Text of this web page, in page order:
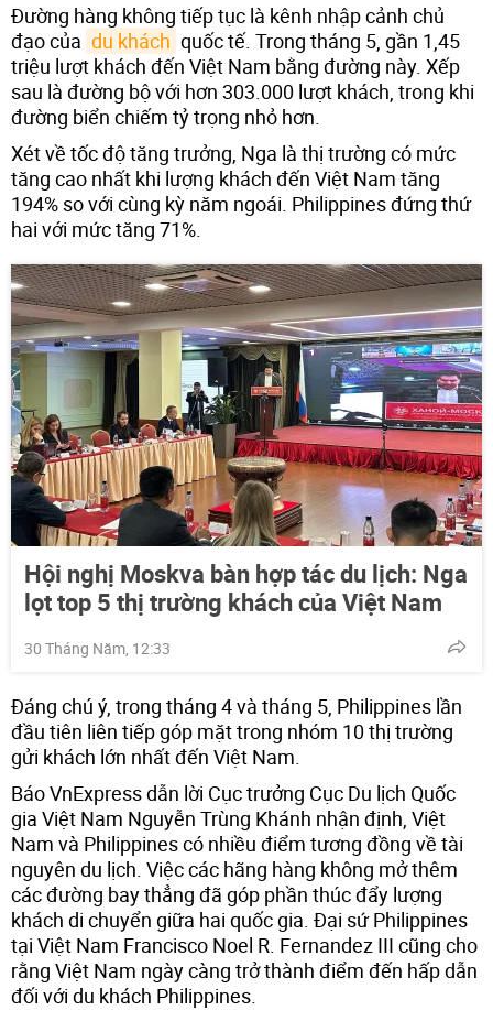
Đường hàng không tiếp tục là kênh nhập cảnh chủ
đạo của du khách quốc tế. Trong tháng 5, gần 1,45
triệu lượt khách đến Việt Nam bằng đường này. Xếp
sau là đường bộ với hơn 303.000 lượt khách, trong khi
đường biển chiếm tỷ trọng nhỏ hơn.
Xét về tốc độ tăng trưởng, Nga là thị trường có mức
tăng cao nhất khi lượng khách đến Việt Nam tăng
194% so với cùng kỳ năm ngoái. Philippines đứng thứ
hai với mức tăng 71%.
Hội nghị Moskva bàn hợp tác du lịch: Nga
lọt top 5 thị trường khách của Việt Nam
30 Tháng Năm, 12:33
Đáng chú ý, trong tháng 4 và tháng 5, Philippines lần
đầu tiên liên tiếp góp mặt trong nhóm 10 thị trường
gửi khách lớn nhất đến Việt Nam.
Báo VnExpress dẫn lời Cục trưởng Cục Du lịch Quốc
gia Việt Nam Nguyễn Trùng Khánh nhận định, Việt
Nam và Philippines có nhiều điểm tương đồng về tài
nguyên du lịch. Việc các hãng hàng không mở thêm
các đường bay thẳng đã góp phần thúc đẩy lượng
khách di chuyển giữa hai quốc gia. Đại sứ Philippines
tại Việt Nam Francisco Noel R. Fernandez III cũng cho
rằng Việt Nam ngày càng trở thành điểm đến hấp dẫn
đối với du khách Philippines.